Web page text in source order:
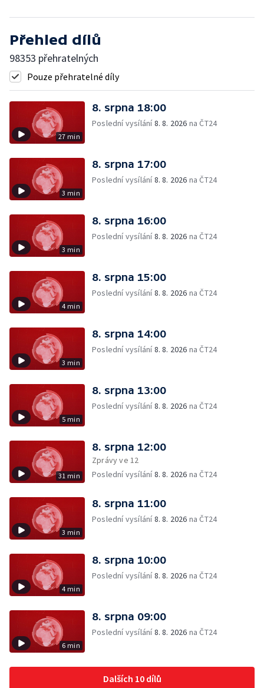
Přehled dílů
98353 přehratelných
Pouze přehratelné díly
27 min
8. srpna 18:00
Poslední vysílání8. 8. 2026 na ČT24
3 min
8. srpna 17:00
Poslední vysílání8. 8. 2026 na ČT24
3 min
8. srpna 16:00
Poslední vysílání8. 8. 2026 na ČT24
4 min
8. srpna 15:00
Poslední vysílání8. 8. 2026 na ČT24
3 min
8. srpna 14:00
Poslední vysílání8. 8. 2026 na ČT24
5 min
8. srpna 13:00
Poslední vysílání8. 8. 2026 na ČT24
31 min
8. srpna 12:00
Zprávy ve 12
Poslední vysílání8. 8. 2026 na ČT24
3 min
8. srpna 11:00
Poslední vysílání8. 8. 2026 na ČT24
4 min
8. srpna 10:00
Poslední vysílání8. 8. 2026 na ČT24
6 min
8. srpna 09:00
Poslední vysílání8. 8. 2026 na ČT24
Dalších 10 dílů